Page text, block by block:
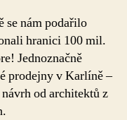
se nám podařilo
hranici 100 mil.
Jednoznačně
prodejny v Karlíně –
od architektů z